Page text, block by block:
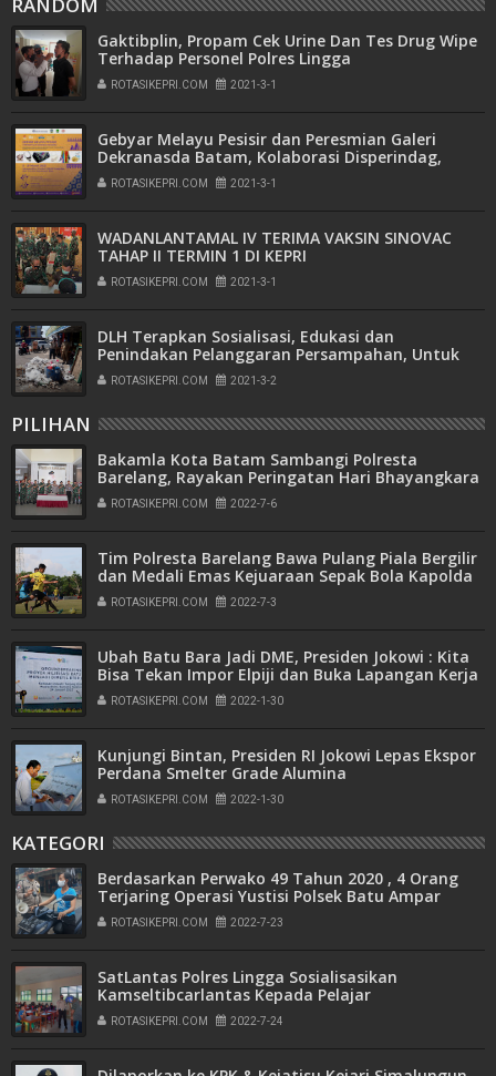
Gaktibplin, Propam Cek Urine Dan Tes Drug Wipe
Terhadap Personel Polres Lingga
ROTASIKEPRI.COM 2021-3-1
Gebyar Melayu Pesisir dan Peresmian Galeri
Dekranasda Batam, Kolaborasi Disperindag,
Dekranasda dan Bank Indonesia.
ROTASIKEPRI.COM 2021-3-1
WADANLANTAMAL IV TERIMA VAKSIN SINOVAC
TAHAP II TERMIN 1 DI KEPRI
ROTASIKEPRI.COM 2021-3-1
DLH Terapkan Sosialisasi, Edukasi dan
Penindakan Pelanggaran Persampahan, Untuk
Dukung Pariwisata Batam
ROTASIKEPRI.COM 2021-3-2
PILIHAN
Bakamla Kota Batam Sambangi Polresta
Barelang, Rayakan Peringatan Hari Bhayangkara
ke-76
ROTASIKEPRI.COM 2022-7-6
Tim Polresta Barelang Bawa Pulang Piala Bergilir
dan Medali Emas Kejuaraan Sepak Bola Kapolda
Kepri Cup Tahun 2022
ROTASIKEPRI.COM 2022-7-3
Ubah Batu Bara Jadi DME, Presiden Jokowi : Kita
Bisa Tekan Impor Elpiji dan Buka Lapangan Kerja
ROTASIKEPRI.COM 2022-1-30
Kunjungi Bintan, Presiden RI Jokowi Lepas Ekspor
Perdana Smelter Grade Alumina
ROTASIKEPRI.COM 2022-1-30
KATEGORI
Berdasarkan Perwako 49 Tahun 2020 , 4 Orang
Terjaring Operasi Yustisi Polsek Batu Ampar
ROTASIKEPRI.COM 2022-7-23
SatLantas Polres Lingga Sosialisasikan
Kamseltibcarlantas Kepada Pelajar
ROTASIKEPRI.COM 2022-7-24